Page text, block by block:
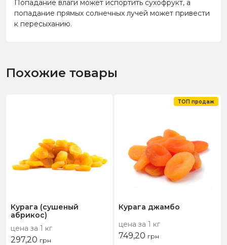
Попадание влаги может испортить сухофрукт, а
попадание прямых солнечных лучей может привести
к пересыханию.
Похожие товары
Курага (сушеный
абрикос)
цена за 1 кг
297,20 грн
Курага джамбо
цена за 1 кг
749,20 грн
ТОП продаж